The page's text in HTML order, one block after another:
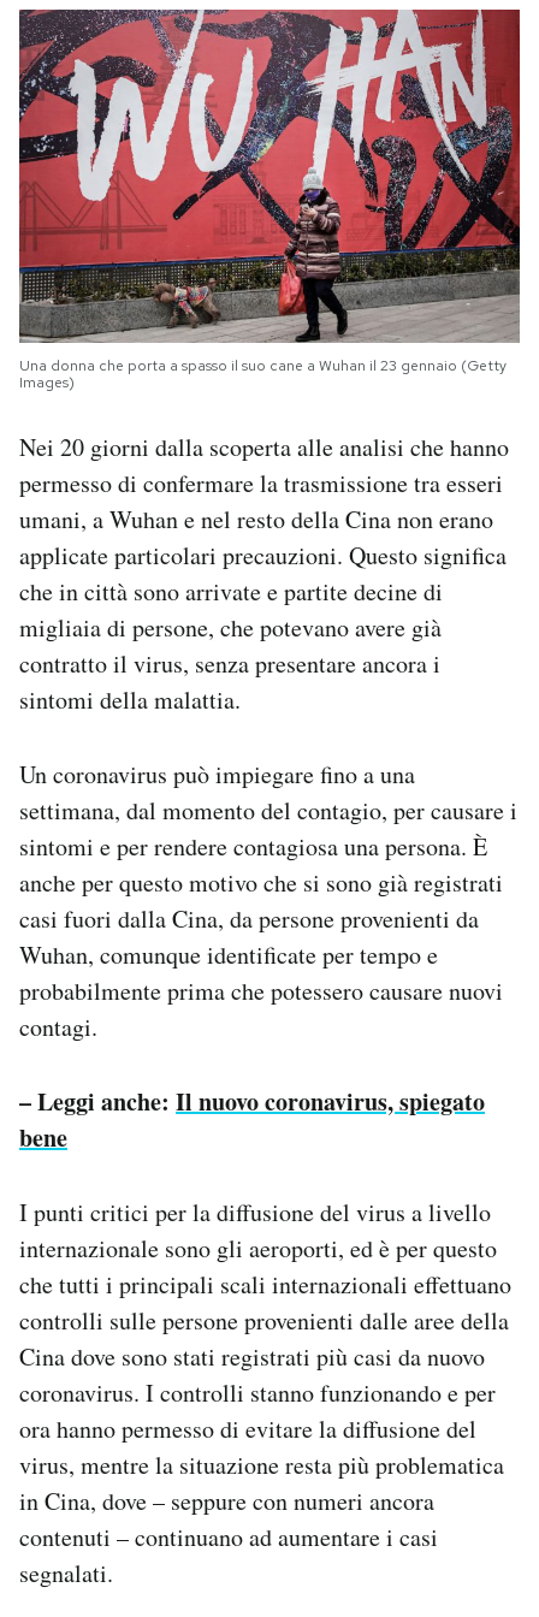
Una donna che porta a spasso il suo cane a Wuhan il 23 gennaio (Getty
Images)
Nei 20 giorni dalla scoperta alle analisi che hanno
permesso di confermare la trasmissione tra esseri
umani, a Wuhan e nel resto della Cina non erano
applicate particolari precauzioni. Questo significa
che in città sono arrivate e partite decine di
migliaia di persone, che potevano avere già
contratto il virus, senza presentare ancora i
sintomi della malattia.
Un coronavirus può impiegare fino a una
settimana, dal momento del contagio, per causare i
sintomi e per rendere contagiosa una persona. È
anche per questo motivo che si sono già registrati
casi fuori dalla Cina, da persone provenienti da
Wuhan, comunque identificate per tempo e
probabilmente prima che potessero causare nuovi
contagi.
– Leggi anche: Il nuovo coronavirus, spiegato
bene
I punti critici per la diffusione del virus a livello
internazionale sono gli aeroporti, ed è per questo
che tutti i principali scali internazionali effettuano
controlli sulle persone provenienti dalle aree della
Cina dove sono stati registrati più casi da nuovo
coronavirus. I controlli stanno funzionando e per
ora hanno permesso di evitare la diffusione del
virus, mentre la situazione resta più problematica
in Cina, dove – seppure con numeri ancora
contenuti – continuano ad aumentare i casi
segnalati.